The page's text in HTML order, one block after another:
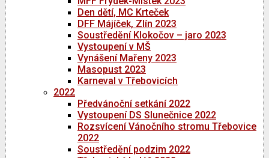
Den dětí, MC Krteček
DFF Májíček, Zlín 2023
Soustředění Klokočov – jaro 2023
Vystoupení v MŠ
Vynášení Mařeny 2023
Masopust 2023
Karneval v Třebovicích
2022
Předvánoční setkání 2022
Vystoupení DS Slunečnice 2022
Rozsvícení Vánočního stromu Třebovice
2022
Soustředění podzim 2022